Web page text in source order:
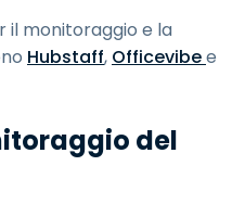
il monitoraggio e la
Hubstaff, Officevibee
del